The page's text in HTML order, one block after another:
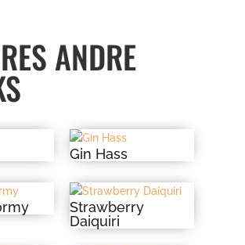
ANDRE
Gin Hass
Strawberry
Daiquiri